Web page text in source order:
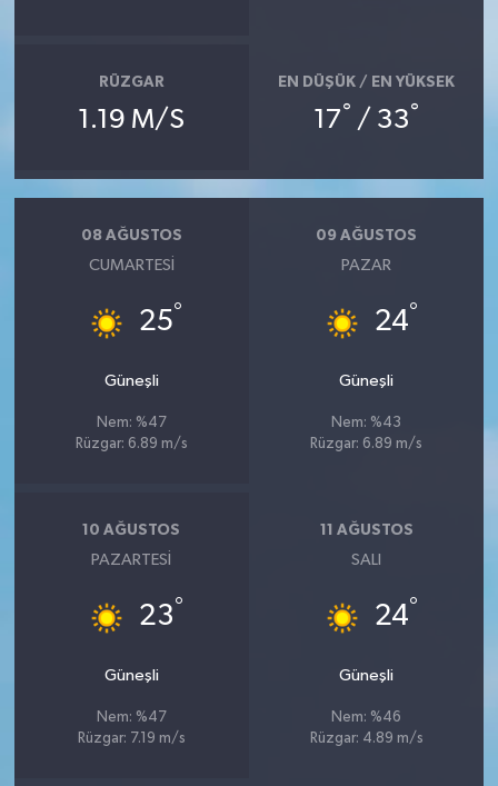
RÜZGAR
1.19 M/S
EN DÜŞÜK / EN YÜKSEK
17° / 33°
08 AĞUSTOS
CUMARTESI
25°
Güneşli
Nem: %47
Rüzgar: 6.89 m/s
09 AĞUSTOS
PAZAR
24°
Güneşli
Nem: %43
Rüzgar: 6.89 m/s
10 AĞUSTOS
PAZARTESI
23°
Güneşli
Nem: %47
Rüzgar: 7.19 m/s
11 AĞUSTOS
SALI
24°
Güneşli
Nem: %46
Rüzgar: 4.89 m/s